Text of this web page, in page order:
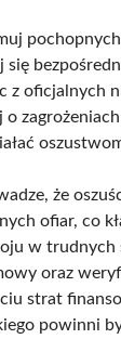
się
z oficjalnych
o
że
ofiar, co
w trudnych
oraz
strat
powinni